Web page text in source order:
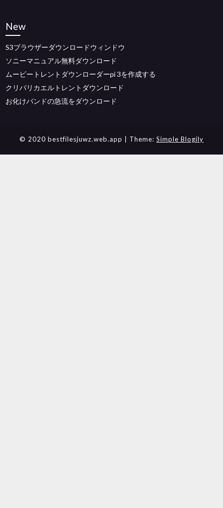
New
S3ブラウザーダウンロードウィンドウ
ソニーマニュアル無料ダウンロード
ムービートレントダウンローダーpi 3を作成する
クリパリカエルトレントダウンロード
お化けバンドの急流をダウンロード
© 2020 bestfilesjuwz.web.app | Theme: Simple Blogily